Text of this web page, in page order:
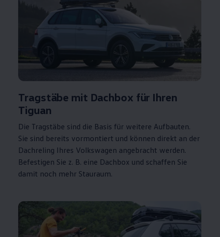
Tragstäbe mit Dachbox für Ihren
Tiguan
Die Tragstäbe sind die Basis für weitere Aufbauten.
Sie sind bereits vormontiert und können direkt an der
Dachreling Ihres Volkswagen angebracht werden.
Befestigen Sie z. B. eine Dachbox und schaffen Sie
damit noch mehr Stauraum.